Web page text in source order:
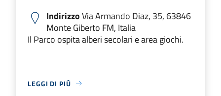
IndirizzoVia Armando Diaz, 35, 63846
Monte Giberto FM, Italia
Il Parco ospita alberi secolari e area giochi.
LEGGI DI PIÙ